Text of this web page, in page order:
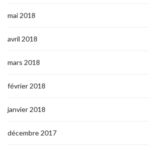
mai 2018
avril 2018
mars 2018
février 2018
janvier 2018
décembre 2017